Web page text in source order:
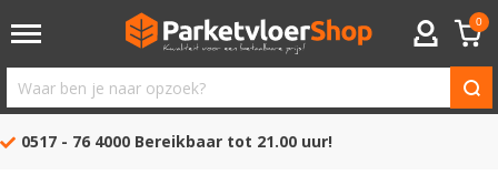
ACCOUNT
0
Waar
ben0517 - 76 4000 Bereikbaar tot 21.00 uur!